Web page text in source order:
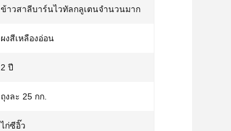
ข้าวสาลีบาร์นไวทัลกลูเตนจำนวนมาก
ผงสีเหลืองอ่อน
2 ปี
ถุงละ 25 กก.
ไก่ซีอิ๊ว